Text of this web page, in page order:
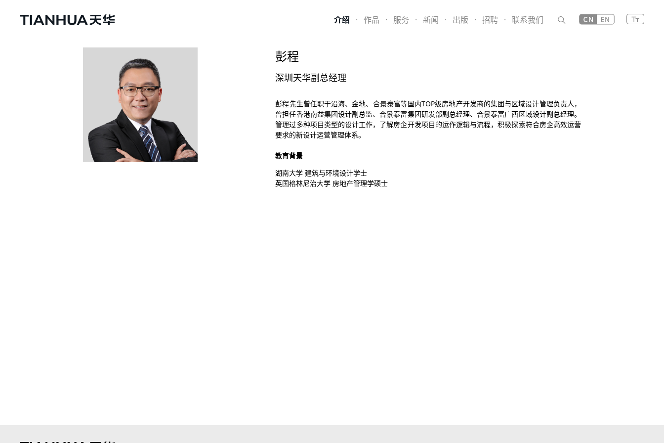
介绍 · 作品 · 服务 · 新闻 · 出版 · 招聘 · 联系我们
彭程
深圳天华副总经理
彭程先生曾任职于沿海、金地、合景泰富等国内TOP级房地产开发商的集团与区域设计管理负责人，
曾担任香港南益集团设计副总监、合景泰富集团研发部副总经理、合景泰富广西区域设计副总经理。
管理过多种项目类型的设计工作，了解房企开发项目的运作逻辑与流程，积极探索符合房企高效运营
要求的新设计运营管理体系。
教育背景
湖南大学 建筑与环境设计学士
英国格林尼治大学 房地产管理学硕士